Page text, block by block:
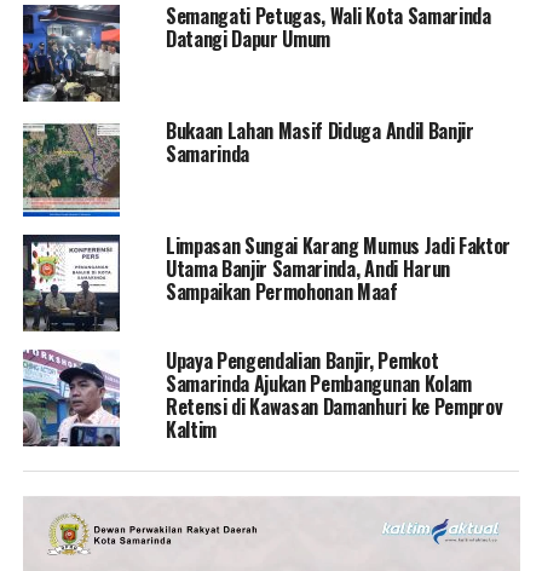
Semangati Petugas, Wali Kota Samarinda
Datangi Dapur Umum
Bukaan Lahan Masif Diduga Andil Banjir
Samarinda
Limpasan Sungai Karang Mumus Jadi Faktor
Utama Banjir Samarinda, Andi Harun
Sampaikan Permohonan Maaf
Upaya Pengendalian Banjir, Pemkot
Samarinda Ajukan Pembangunan Kolam
Retensi di Kawasan Damanhuri ke Pemprov
Kaltim